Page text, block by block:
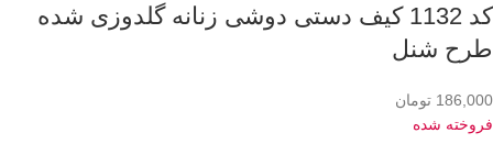
کد 1132 کیف دستی دوشی زنانه گلدوزی شده
طرح شنل
186,000 تومان
فروخته شده